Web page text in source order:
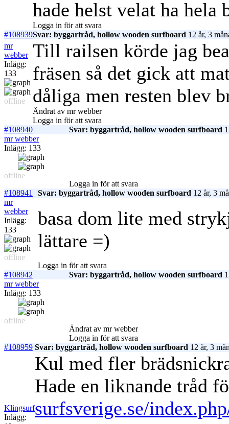
hade helst velat ha
Logga in för att svara
#108939Svar: byggartråd, hollow wooden surfboard 12 år, 3
mr
webber
Inlägg:
133
offline
Till railsen körde jag
fräsen så det gick att
dåliga men resten blev
Ändrat av mr webber
Logga in för att svara
#108940
Svar: byggartråd, hollow wooden surfboard
mr webber
Inlägg: 133
offline
Logga in för att svara
#108941
Svar: byggartråd, hollow wooden surfboard 12 år, 3
mr
webber
Inlägg:
133
offline
basa dom lite med
lättare =)
Logga in för att svara
#108942
Svar: byggartråd, hollow wooden surfboard
mr webber
Inlägg: 133
offline
Ändrat av mr webber
Logga in för att svara
#108959 Svar: byggartråd, hollow wooden surfboard 12 år, 3
Klingsurf
Inlägg:
Kul med fler
Hade en liknande tråd
surfsverige.se/